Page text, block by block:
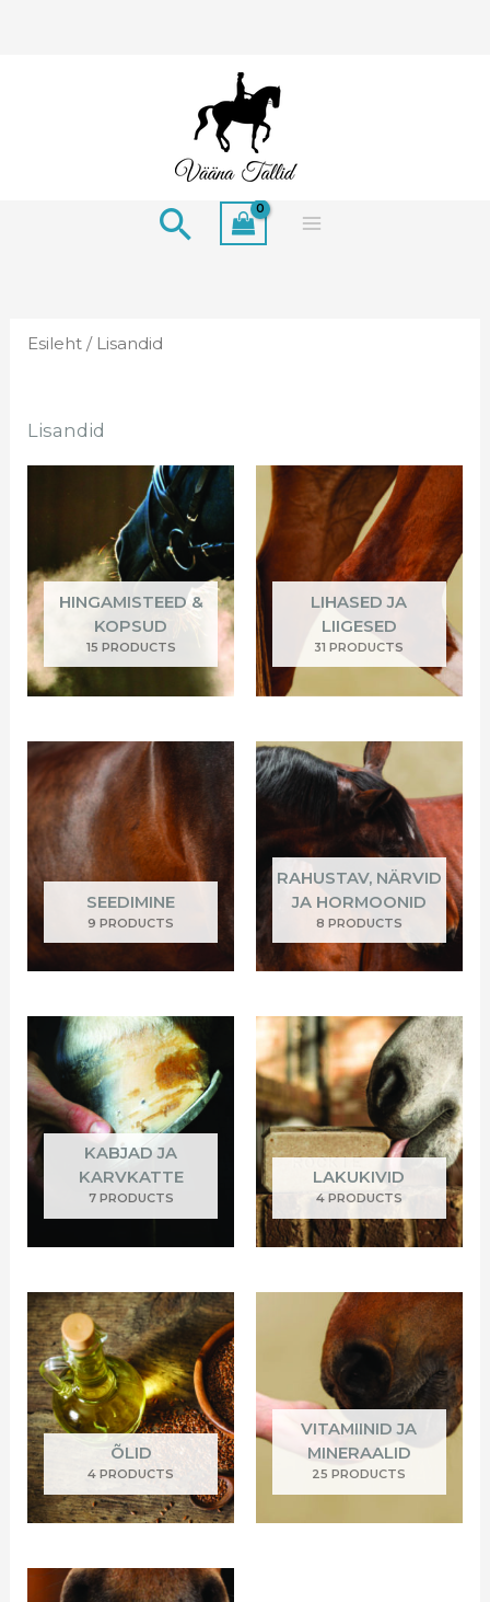
Search
Esileht / Lisandid
Lisandid
HINGAMISTEED &
KOPSUD
15 PRODUCTS
LIHASED JA
LIIGESED
31 PRODUCTS
SEEDIMINE
9 PRODUCTS
RAHUSTAV, NÄRVID
JA HORMOONID
8 PRODUCTS
KABJAD JA
KARVKATTE
7 PRODUCTS
LAKUKIVID
4 PRODUCTS
ÕLID
4 PRODUCTS
VITAMIINID JA
MINERAALID
25 PRODUCTS